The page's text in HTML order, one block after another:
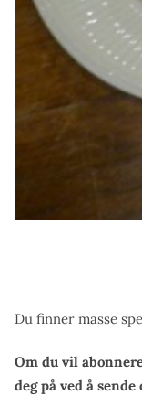
Du finner masse
Om du vil
deg på ved å